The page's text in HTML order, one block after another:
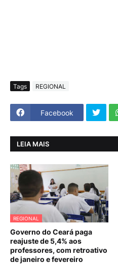
Tags REGIONAL
Facebook
LEIA MAIS
REGIONAL
Governo do Ceará paga
reajuste de 5,4% aos
professores, com retroativo
de janeiro e fevereiro